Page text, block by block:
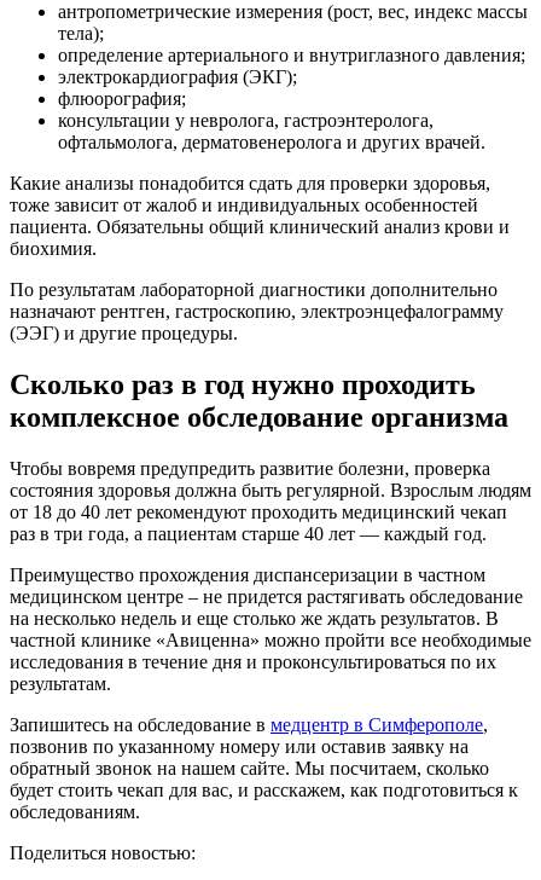
антропометрические измерения (рост, вес, индекс массы
тела);
определение артериального и внутриглазного давления;
электрокардиография (ЭКГ);
флюорография;
консультации у невролога, гастроэнтеролога,
офтальмолога, дерматовенеролога и других врачей.
Какие анализы понадобится сдать для проверки здоровья,
тоже зависит от жалоб и индивидуальных особенностей
пациента. Обязательны общий клинический анализ крови и
биохимия.
По результатам лабораторной диагностики дополнительно
назначают рентген, гастроскопию, электроэнцефалограмму
(ЭЭГ) и другие процедуры.
Сколько раз в год нужно проходить
комплексное обследование организма
Чтобы вовремя предупредить развитие болезни, проверка
состояния здоровья должна быть регулярной. Взрослым людям
от 18 до 40 лет рекомендуют проходить медицинский чекап
раз в три года, а пациентам старше 40 лет — каждый год.
Преимущество прохождения диспансеризации в частном
медицинском центре – не придется растягивать обследование
на несколько недель и еще столько же ждать результатов. В
частной клинике «Авиценна» можно пройти все необходимые
исследования в течение дня и проконсультироваться по их
результатам.
Запишитесь на обследование в медцентр в Симферополе,
позвонив по указанному номеру или оставив заявку на
обратный звонок на нашем сайте. Мы посчитаем, сколько
будет стоить чекап для вас, и расскажем, как подготовиться к
обследованиям.
Поделиться новостью: